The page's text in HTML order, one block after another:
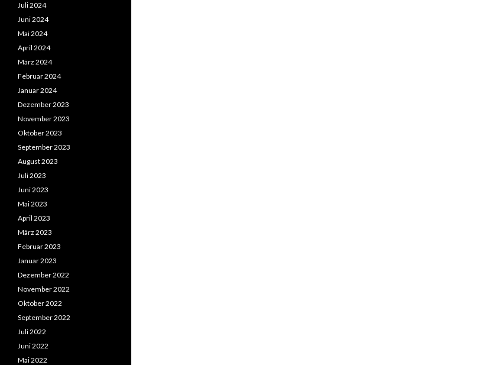
Juli 2024
Juni 2024
Mai 2024
April 2024
März 2024
Februar 2024
Januar 2024
Dezember 2023
November 2023
Oktober 2023
September 2023
August 2023
Juli 2023
Juni 2023
Mai 2023
April 2023
März 2023
Februar 2023
Januar 2023
Dezember 2022
November 2022
Oktober 2022
September 2022
Juli 2022
Juni 2022
Mai 2022